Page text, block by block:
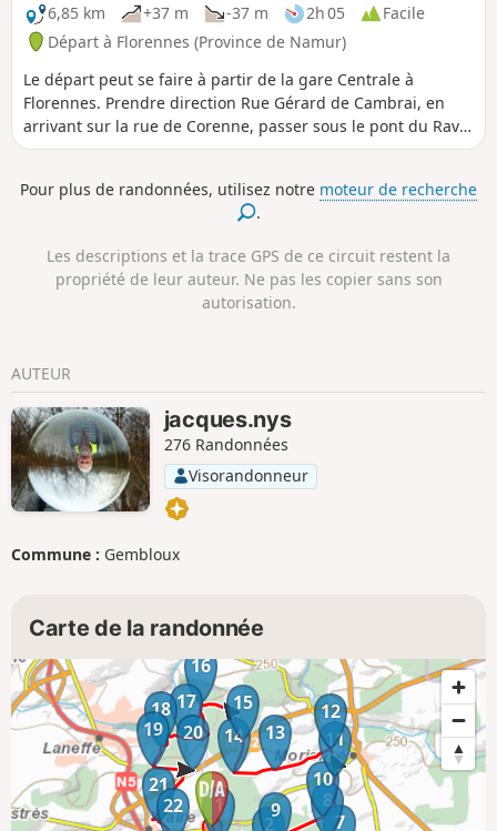
6,85 km
+37 m -37 m 2h 05
Facile
Départ à Florennes (Province de Namur)
Le départ peut se faire à partir de la gare Centrale à
Florennes. Prendre direction Rue Gérard de Cambrai, en
arrivant sur la rue de Corenne, passer sous le pont du Ravel
et continuer environ 2 km. Vous arrivez à un second pont,
la gauche après 60 mètres prendre à droite durant 1.5 km
au premier carrefour prendre à gauche et continuer jusqu'à
ce pont sur le Ravel à droite qui vous ramènera à la gare
Centrale de Florennes Cette randonnée rejoint après une
belle balade dans les bois le Ravel de la ligne 136A qui peut
Pour plus de randonnées, utilisez notre moteur de recherche
.
Les descriptions et la trace GPS de ce circuit restent la
propriété de leur auteur. Ne pas les copier sans son
autorisation.
AUTEUR
jacques.nys
276 Randonnées
Visorandonneur
Commune : Gembloux
Carte de la randonnée
1
2
7
8
9
10
11
12
13
14
15
16
17
18
19
20
21
22